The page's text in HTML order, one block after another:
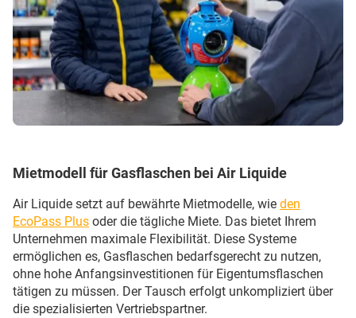
Mietmodell für Gasflaschen bei Air Liquide
Air Liquide setzt auf bewährte Mietmodelle, wie den
EcoPass Plus oder die tägliche Miete. Das bietet Ihrem
Unternehmen maximale Flexibilität. Diese Systeme
ermöglichen es, Gasflaschen bedarfsgerecht zu nutzen,
ohne hohe Anfangsinvestitionen für Eigentumsflaschen
tätigen zu müssen. Der Tausch erfolgt unkompliziert über
die spezialisierten Vertriebspartner.